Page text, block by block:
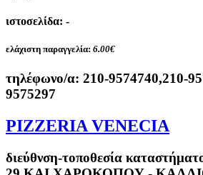
ιστοσελίδα: -
ελάχιστη παραγγελία: 6.00€
τηλέφωνο/α: 210-9574740,210-
9575297
PIZZERIA VENECIA
διεύθνση-τοποθεσία